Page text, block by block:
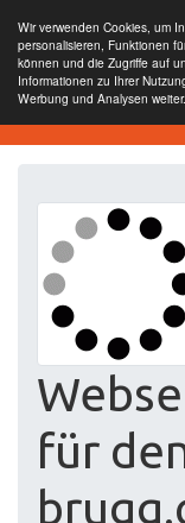
Wir verwenden Cookies, um
personalisieren, Funktionen
können und die Zugriffe auf
Informationen zu Ihrer
Werbung und Analysen weiter.
Website-SEO-
für